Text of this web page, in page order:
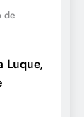
de
Luque,